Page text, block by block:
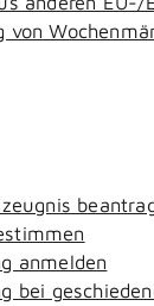
von
anmelden
bei